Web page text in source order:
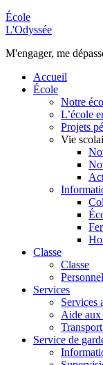
École
L'Odyssée
M'engager, me
Accueil
École
Notre
L’école
Projets
Vie
Classe
Classe
Services
Services
Aide aux
Service de